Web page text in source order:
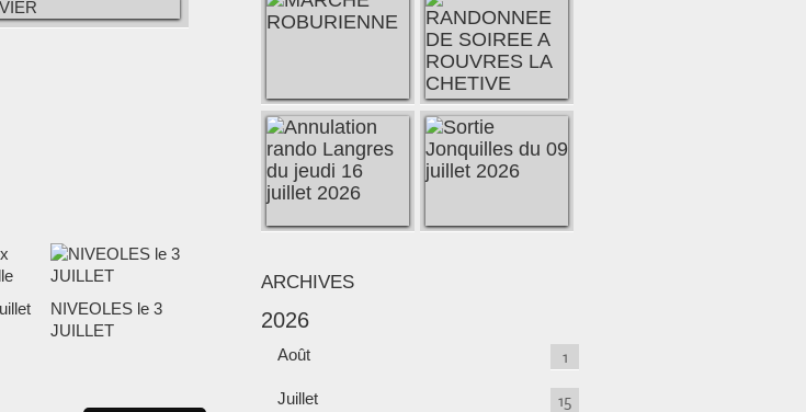
NIVEOLES le 3
JUILLET
ARCHIVES
2026
Août 1
Juillet 15